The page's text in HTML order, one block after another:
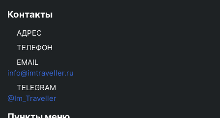
Контакты
АДРЕС
ТЕЛЕФОН
EMAIL
info@imtraveller.ru
TELEGRAM
@Im_Traveller